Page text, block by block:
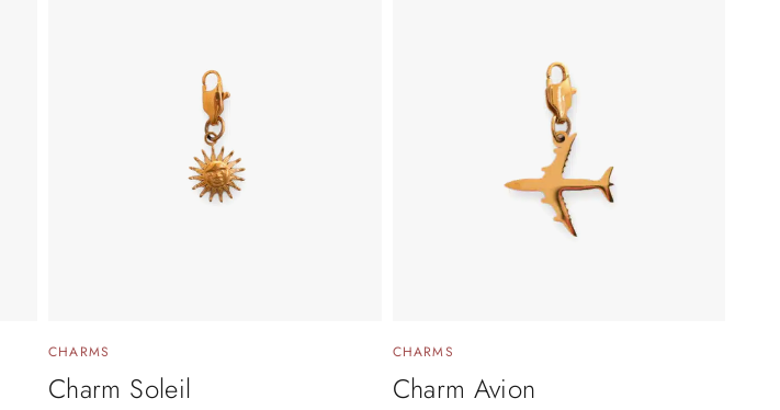
CHARMS
Charm Soleil
CHARMS
Charm Avion